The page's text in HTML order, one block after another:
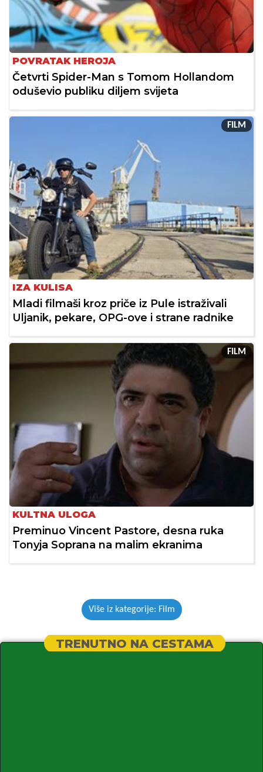
POVRATAK HEROJA
Četvrti Spider-Man s Tomom Hollandom
oduševio publiku diljem svijeta
FILM
IZA KULISA
Mladi filmaši kroz priče iz Pule istraživali
Uljanik, pekare, OPG-ove i strane radnike
FILM
KULTNA ULOGA
Preminuo Vincent Pastore, desna ruka
Tonyja Soprana na malim ekranima
Više iz kategorije: Film
TRENUTNO NA CESTAMA